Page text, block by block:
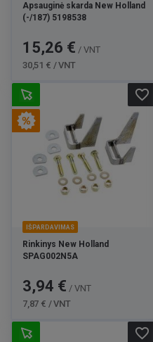
Apsauginė skarda New Holland
(-/187) 5198538
Kaina
15,26 € / VNT
30,51 € / VNT
IŠPARDAVIMAS
Rinkinys New Holland
SPAG002N5A
Kaina
3,94 € / VNT
7,87 € / VNT
favorite_border
favorite_border